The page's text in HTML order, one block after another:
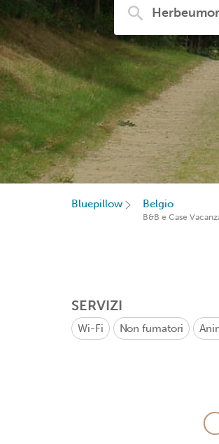
Bluepillow Belgio
B&B e Case
SERVIZI
Wi-Fi Non fumatori